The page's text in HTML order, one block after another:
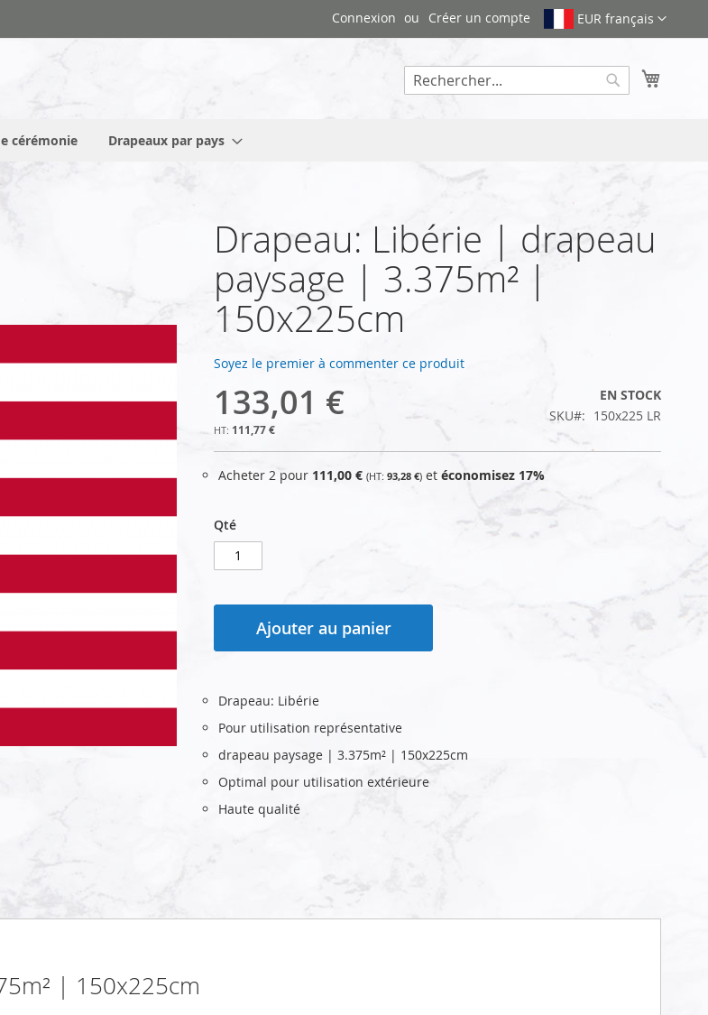
EUR français
Connexion Créer un compte
cérémonie Drapeaux par pays
Drapeau: Libérie | drapeau
paysage | 3.375m² |
150x225cm
Soyez le premier à commenter ce produit
133,01 €
111,77 €
EN STOCK
SKU
150x225 LR
Acheter 2 pour 111,00 € 93,28 € et économisez 17%
Qté
Ajouter au panier
Drapeau: Libérie
Pour utilisation représentative
drapeau paysage | 3.375m² | 150x225cm
Optimal pour utilisation extérieure
Haute qualité
| 150x225cm